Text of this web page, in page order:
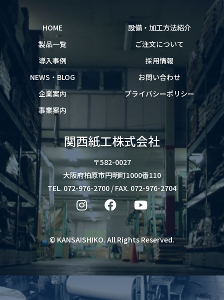
HOME
製品一覧
導入事例
NEWS・BLOG
企業案内
事業案内
設備・加工方法紹介
ご注文について
採用情報
お問い合わせ
プライバシーポリシー
関西紙工株式会社
〒582-0027
大阪府柏原市円明町1000番110
TEL. 072-976-2700 / FAX. 072-976-2704
©KANSAISHIKO. All Rights Reserved.